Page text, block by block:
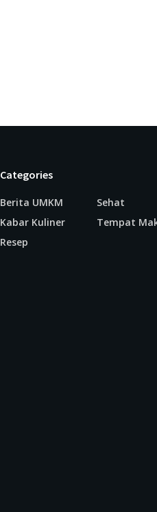
Categories
Berita UMKM
Kabar Kuliner
Resep
Sehat
Tempat